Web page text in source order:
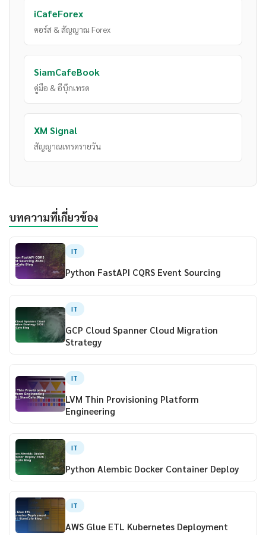
iCafeForex
คอร์ส & สัญญาณ Forex
SiamCafeBook
คู่มือ & อีบุ๊กเทรด
XM Signal
สัญญาณเทรดรายวัน
บทความที่เกี่ยวข้อง
IT
Python FastAPI CQRS Event Sourcing
IT
GCP Cloud Spanner Cloud Migration
Strategy
IT
LVM Thin Provisioning Platform
Engineering
IT
Python Alembic Docker Container Deploy
IT
AWS Glue ETL Kubernetes Deployment